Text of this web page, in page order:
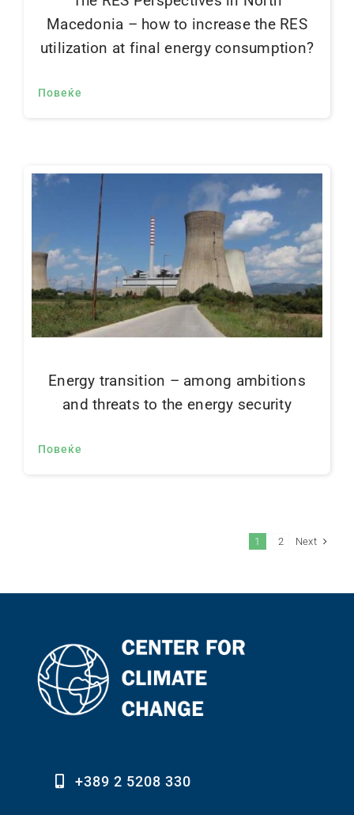
Macedonia – how to increase the RES
utilization at final energy consumption?
Повеќе
Energy transition – among ambitions
and threats to the energy security
Повеќе
1 2 Next
+389 2 5208 330